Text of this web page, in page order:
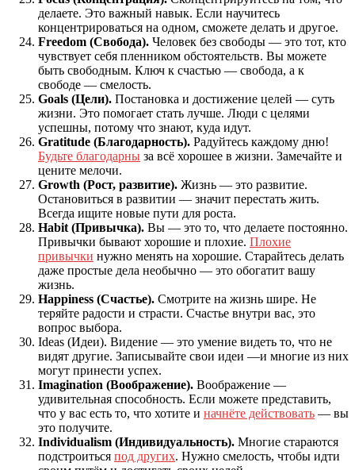
делаете. Это важный навык. Если научитесь
концентрироваться на одном, сможете делать и другое.
Freedom (Свобода). Человек без свободы — это тот, кто
чувствует себя пленником обстоятельств. Вы можете
быть свободным. Ключ к счастью — свобода, а к
свободе — смелость.
Goals (Цели). Постановка и достижение целей — суть
жизни. Это помогает стать лучше. Люди с целями
успешны, потому что знают, куда идут.
Gratitude (Благодарность). Радуйтесь каждому дню!
Будьте благодарны за всё хорошее в жизни. Замечайте и
цените мелочи.
Growth (Рост, развитие). Жизнь — это развитие.
Остановиться в развитии — значит перестать жить.
Всегда ищите новые пути для роста.
Habit (Привычка). Вы — это то, что делаете постоянно.
Привычки бывают хорошие и плохие. Плохие
привычки нужно менять на хорошие. Старайтесь делать
даже простые дела необычно — это обогатит вашу
жизнь.
Happiness (Счастье). Смотрите на жизнь шире. Не
теряйте радости и страсти. Счастье внутри вас, это
вопрос выбора.
Ideas (Идеи). Видение — это умение видеть то, что не
видят другие. Записывайте свои идеи —и многие из них
могут принести успех.
Imagination (Воображение). Воображение —
удивительная способность. Если можете представить,
что у вас есть то, что хотите и начнёте действовать — вы
это получите.
Individualism (Индивидуальность). Многие стараются
подстроиться под других. Нужно смелость, чтобы идти